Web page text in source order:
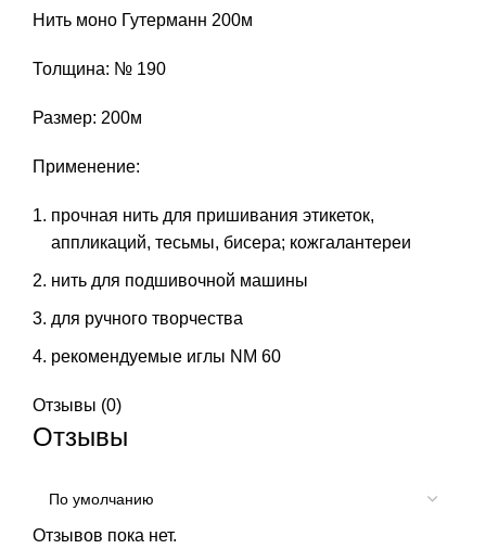
Нить моно Гутерманн 200м
Толщина: № 190
Размер: 200м
Применение:
прочная нить для пришивания этикеток,
аппликаций, тесьмы, бисера; кожгалантереи
нить для подшивочной машины
для ручного творчества
рекомендуемые иглы NM 60
Отзывы (0)
Отзывы
Отзывов пока нет.